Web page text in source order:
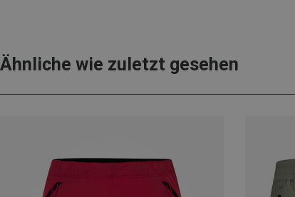
Ähnliche wie zuletzt gesehen